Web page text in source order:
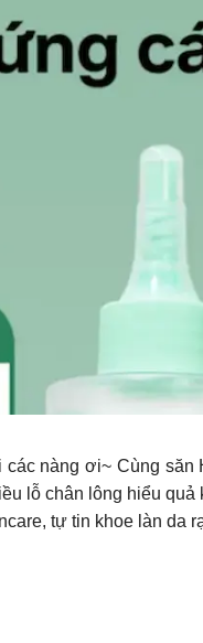
nàng ơi~ Cùng
lỗ chân lông hiểu
tự tin khoe làn da